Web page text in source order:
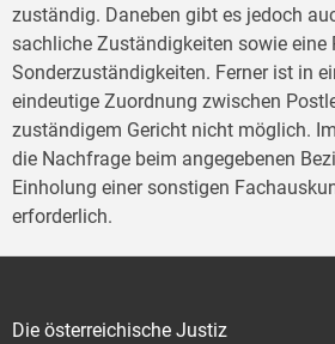
zuständig. Daneben gibt es jedoch
sachliche Zuständigkeiten sowie eine
Sonderzuständigkeiten. Ferner ist in
eindeutige Zuordnung zwischen
zuständigem Gericht nicht möglich.
die Nachfrage beim angegebenen
Einholung einer sonstigen
erforderlich.
Die österreichische Justiz